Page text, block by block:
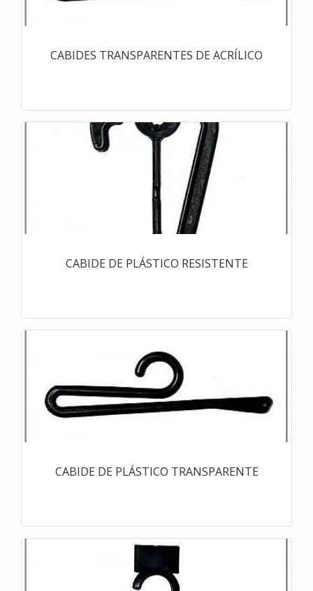
CABIDES TRANSPARENTES DE ACRÍLICO
CABIDE DE PLÁSTICO RESISTENTE
CABIDE DE PLÁSTICO TRANSPARENTE